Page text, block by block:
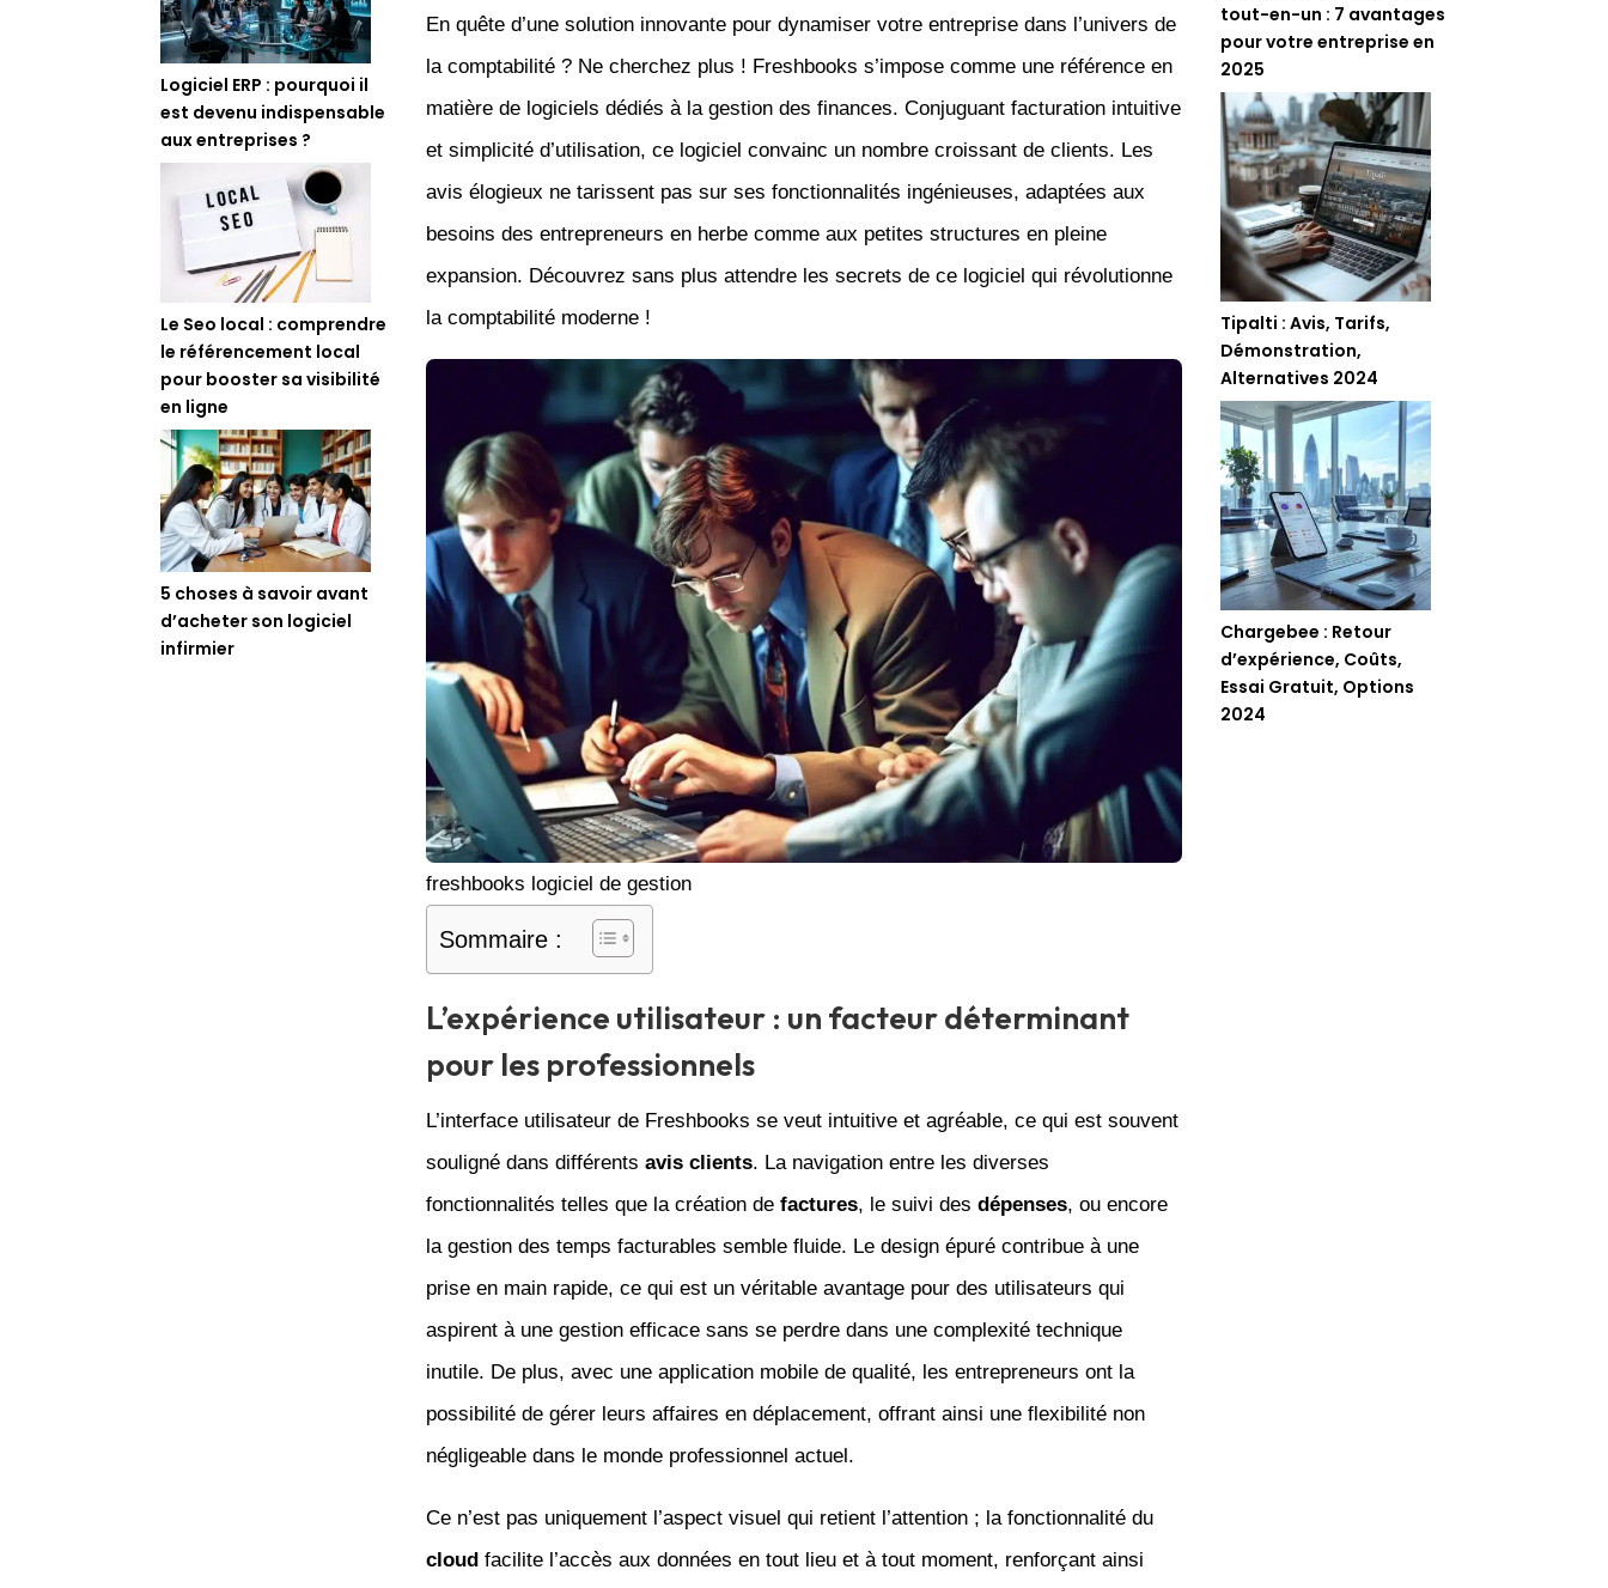
Logiciel ERP : pourquoi il
est devenu indispensable
aux entreprises ?
Le Seo local : comprendre
le référencement local
pour booster sa visibilité
en ligne
5 choses à savoir avant
d’acheter son logiciel
infirmier
En quête d’une solution innovante pour dynamiser votre entreprise dans l’univers de
la comptabilité ? Ne cherchez plus ! Freshbooks s’impose comme une référence en
matière de logiciels dédiés à la gestion des finances. Conjuguant facturation intuitive
et simplicité d’utilisation, ce logiciel convainc un nombre croissant de clients. Les
avis élogieux ne tarissent pas sur ses fonctionnalités ingénieuses, adaptées aux
besoins des entrepreneurs en herbe comme aux petites structures en pleine
expansion. Découvrez sans plus attendre les secrets de ce logiciel qui révolutionne
la comptabilité moderne !
freshbooks logiciel de gestion
Sommaire :
L’expérience utilisateur : un facteur déterminant
pour les professionnels
L’interface utilisateur de Freshbooks se veut intuitive et agréable, ce qui est souvent
souligné dans différents avis clients. La navigation entre les diverses
fonctionnalités telles que la création de factures, le suivi des dépenses, ou encore
la gestion des temps facturables semble fluide. Le design épuré contribue à une
prise en main rapide, ce qui est un véritable avantage pour des utilisateurs qui
aspirent à une gestion efficace sans se perdre dans une complexité technique
inutile. De plus, avec une application mobile de qualité, les entrepreneurs ont la
possibilité de gérer leurs affaires en déplacement, offrant ainsi une flexibilité non
négligeable dans le monde professionnel actuel.
Ce n’est pas uniquement l’aspect visuel qui retient l’attention ; la fonctionnalité du
cloudfacilite l’accès aux données en tout lieu et à tout moment, renforçant ainsi
tout-en-un : 7 avantages
pour votre entreprise en
2025
Tipalti : Avis, Tarifs,
Démonstration,
Alternatives 2024
Chargebee : Retour
d’expérience, Coûts,
Essai Gratuit, Options
2024